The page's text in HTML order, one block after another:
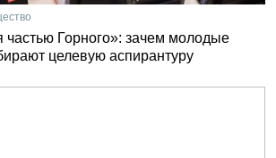
частью Горного»: зачем молодые
целевую аспирантуру